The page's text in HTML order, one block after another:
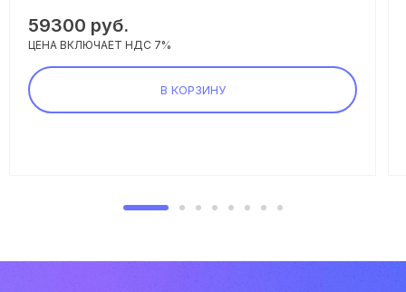
59300 руб.
ЦЕНА ВКЛЮЧАЕТ НДС 7%
В КОРЗИНУ